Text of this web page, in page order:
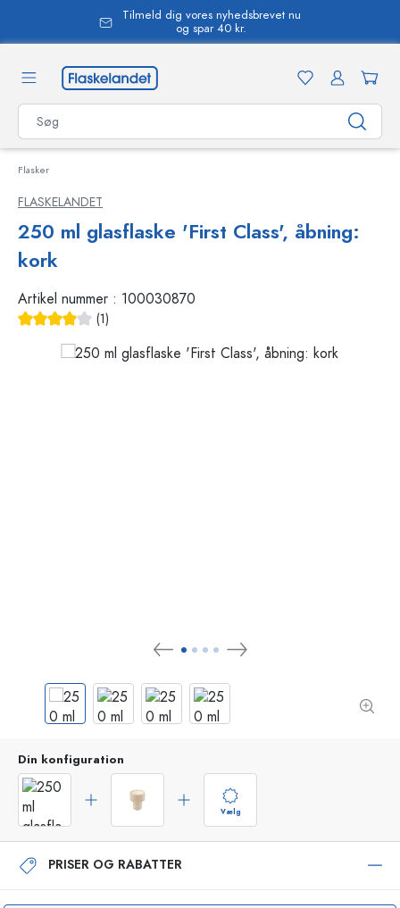
Tilmeld dig vores nyhedsbrevet nu
og spar 40 kr.
Flasker
FLASKELANDET
250 ml glasflaske 'First Class', åbning:
kork
Artikel nummer : 100030870
(1)
Din konfiguration
Vælg
PRISER OG RABATTER